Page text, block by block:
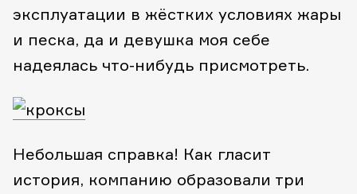
эксплуатации в жёстких условиях жары
и песка, да и девушка моя себе
надеялась что-нибудь присмотреть.
Небольшая справка! Как гласит
история, компанию образовали три